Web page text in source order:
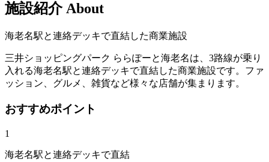
施設紹介 About
海老名駅と連絡デッキで直結した商業施設
三井ショッピングパーク ららぽーと海老名は、3路線が乗り
入れる海老名駅と連絡デッキで直結した商業施設です。ファ
ッション、グルメ、雑貨など様々な店舗が集まります。
おすすめポイント
1
海老名駅と連絡デッキで直結